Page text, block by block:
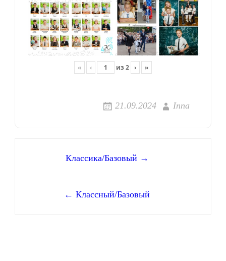
« ‹ из 2 › »
21.09.2024 Inna
Навигация
Классика/Базовый →
← Классный/Базовый